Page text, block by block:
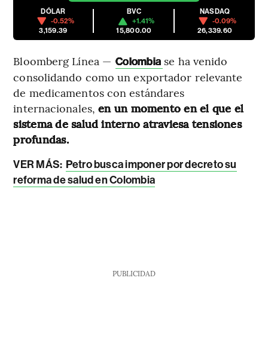
DÓLAR
-0.52%
3,159.39
BVC
+1.41%
15,800.00
NASDAQ
-0.09%
26,339.60
Bloomberg Línea — Colombia se ha venido
consolidando como un exportador relevante
de medicamentos con estándares
internacionales,en un momento en el que el
sistema de salud interno atraviesa tensiones
profundas.
VER MÁS: Petro busca imponer por decreto su
reforma de salud en Colombia
PUBLICIDAD